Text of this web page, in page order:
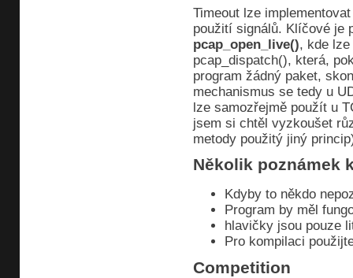
Timeout lze
použití signálů. Klíčové je
pcap_open_live(), kde
pcap_dispatch(), která,
program žádný paket,
mechanismus se tedy u
lze samozřejmě použít u
jsem si chtěl vyzkoušet
metody použitý jiný
Několik poznámek
Kdyby to někdo
Program by měl
hlavičky jsou pouze
Pro kompilaci
Competition